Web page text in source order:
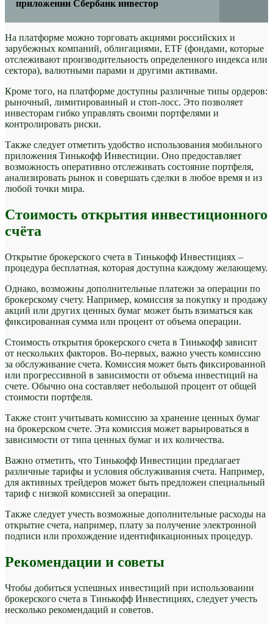
приложении Сбербанк инвестор
На платформе можно торговать акциями российских и
зарубежных компаний, облигациями, ETF (фондами, которые
отслеживают производительность определенного индекса или
сектора), валютными парами и другими активами.
Кроме того, на платформе доступны различные типы ордеров:
рыночный, лимитированный и стоп-лосс. Это позволяет
инвесторам гибко управлять своими портфелями и
контролировать риски.
Также следует отметить удобство использования мобильного
приложения Тинькофф Инвестиции. Оно предоставляет
возможность оперативно отслеживать состояние портфеля,
анализировать рынок и совершать сделки в любое время и из
любой точки мира.
Стоимость открытия инвестиционного
счёта
Открытие брокерского счета в Тинькофф Инвестициях –
процедура бесплатная, которая доступна каждому желающему.
Однако, возможны дополнительные платежи за операции по
брокерскому счету. Например, комиссия за покупку и продажу
акций или других ценных бумаг может быть взиматься как
фиксированная сумма или процент от объема операции.
Стоимость открытия брокерского счета в Тинькофф зависит
от нескольких факторов. Во-первых, важно учесть комиссию
за обслуживание счета. Комиссия может быть фиксированной
или прогрессивной в зависимости от объема инвестиций на
счете. Обычно она составляет небольшой процент от общей
стоимости портфеля.
Также стоит учитывать комиссию за хранение ценных бумаг
на брокерском счете. Эта комиссия может варьироваться в
зависимости от типа ценных бумаг и их количества.
Важно отметить, что Тинькофф Инвестиции предлагает
различные тарифы и условия обслуживания счета. Например,
для активных трейдеров может быть предложен специальный
тариф с низкой комиссией за операции.
Также следует учесть возможные дополнительные расходы на
открытие счета, например, плату за получение электронной
подписи или прохождение идентификационных процедур.
Рекомендации и советы
Чтобы добиться успешных инвестиций при использовании
брокерского счета в Тинькофф Инвестициях, следует учесть
несколько рекомендаций и советов.